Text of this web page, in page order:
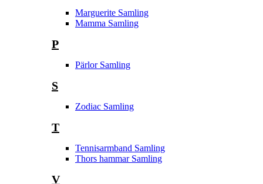
Marguerite Samling
Mamma Samling
P
Pärlor Samling
S
Zodiac Samling
T
Tennisarmband Samling
Thors hammar Samling
V